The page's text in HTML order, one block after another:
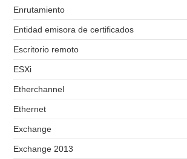
Enrutamiento
Entidad emisora de certificados
Escritorio remoto
ESXi
Etherchannel
Ethernet
Exchange
Exchange 2013